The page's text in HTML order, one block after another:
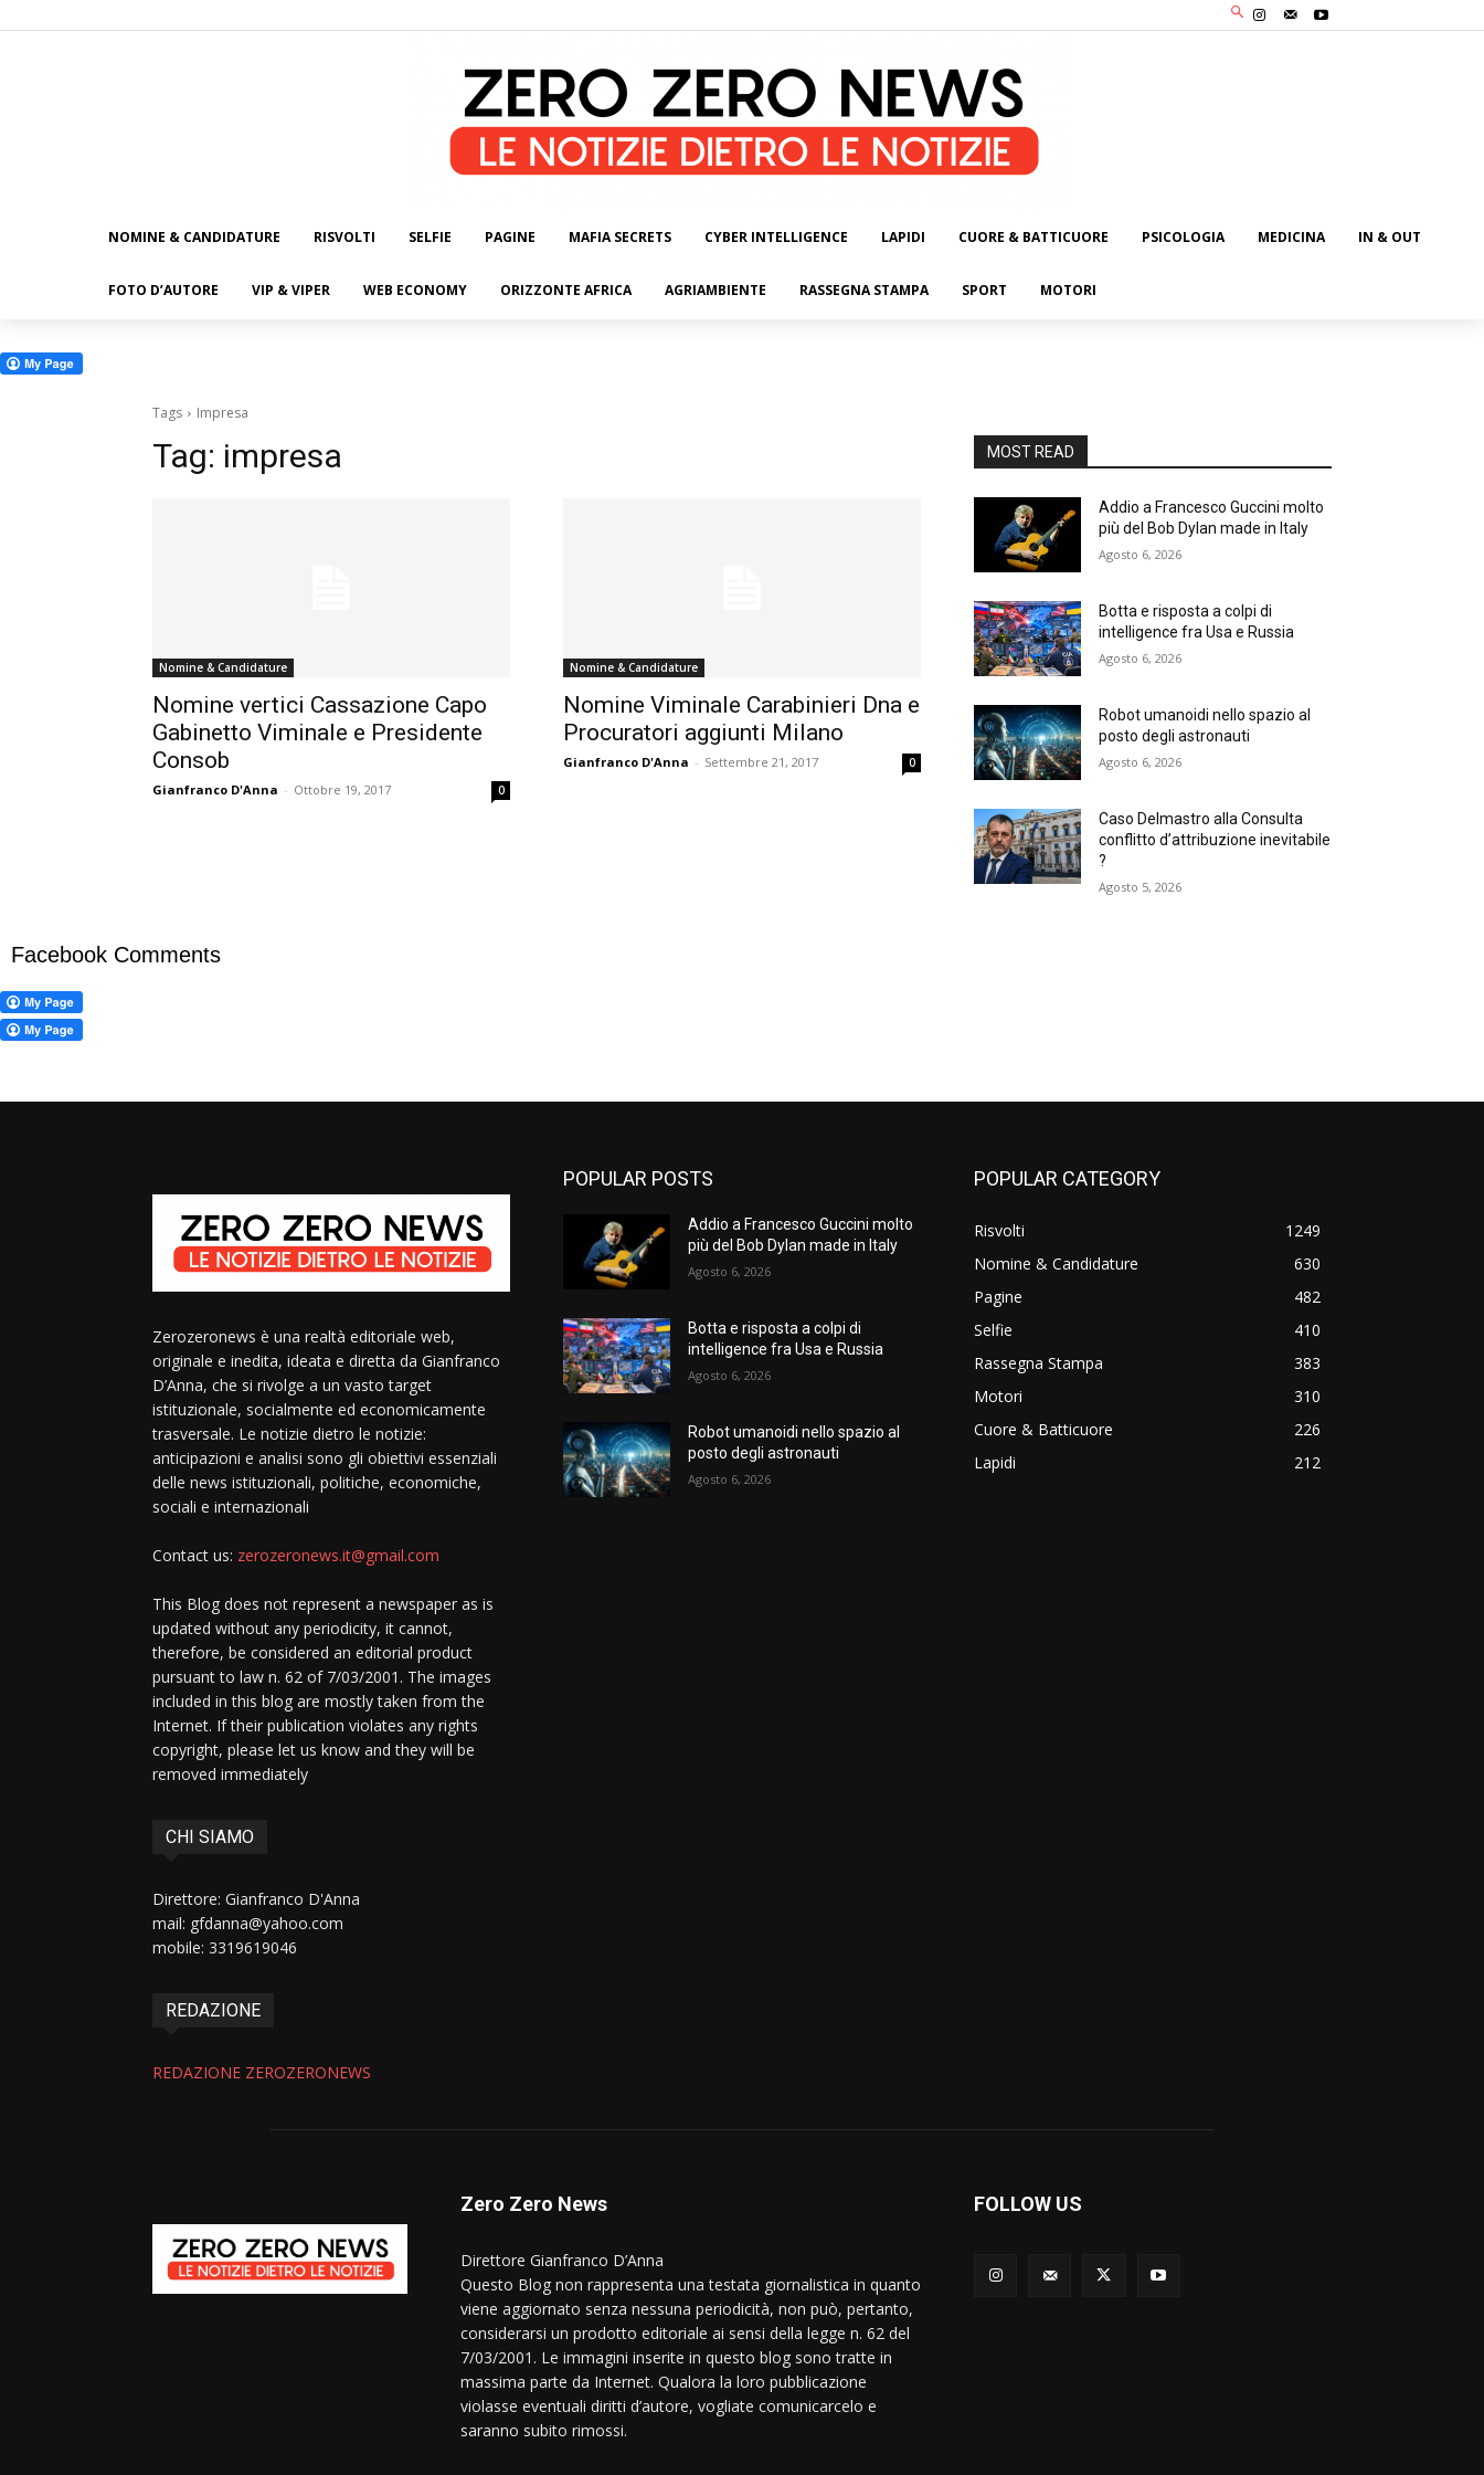
NOMINE & CANDIDATURE RISVOLTI SELFIE PAGINE MAFIA SECRETS CYBER INTELLIGENCE LAPIDI CUORE & BATTICUORE PSICOLOGIA MEDICINA IN & OUT
FOTO D’AUTORE VIP & VIPER WEB ECONOMY ORIZZONTE AFRICA AGRIAMBIENTE RASSEGNA STAMPA SPORT MOTORI
Tags Impresa
Tag: impresa
Nomine & Candidature
Nomine vertici Cassazione Capo
Gabinetto Viminale e Presidente
Consob
Gianfranco D'Anna - Ottobre 19, 2017 0
Nomine & Candidature
Nomine Viminale Carabinieri Dna e
Procuratori aggiunti Milano
Gianfranco D'Anna - Settembre 21, 2017 0
MOST READ
Addio a Francesco Guccini molto
più del Bob Dylan made in Italy
Agosto 6, 2026
Botta e risposta a colpi di
intelligence fra Usa e Russia
Agosto 6, 2026
Robot umanoidi nello spazio al
posto degli astronauti
Agosto 6, 2026
Caso Delmastro alla Consulta
conflitto d’attribuzione inevitabile
?
Agosto 5, 2026
Facebook Comments
Zerozeronews è una realtà editoriale web,
originale e inedita, ideata e diretta da Gianfranco
D’Anna, che si rivolge a un vasto target
istituzionale, socialmente ed economicamente
trasversale. Le notizie dietro le notizie:
anticipazioni e analisi sono gli obiettivi essenziali
delle news istituzionali, politiche, economiche,
sociali e internazionali
Contact us: zerozeronews.it@gmail.com
This Blog does not represent a newspaper as is
updated without any periodicity, it cannot,
therefore, be considered an editorial product
pursuant to law n. 62 of 7/03/2001. The images
included in this blog are mostly taken from the
Internet. If their publication violates any rights
copyright, please let us know and they will be
removed immediately
CHI SIAMO
Direttore: Gianfranco D'Anna
mail: gfdanna@yahoo.com
mobile: 3319619046
REDAZIONE
REDAZIONE ZEROZERONEWS
POPULAR POSTS
Addio a Francesco Guccini molto
più del Bob Dylan made in Italy
Agosto 6, 2026
Botta e risposta a colpi di
intelligence fra Usa e Russia
Agosto 6, 2026
Robot umanoidi nello spazio al
posto degli astronauti
Agosto 6, 2026
POPULAR CATEGORY
Risvolti
1249
Nomine & Candidature
630
Pagine
482
Selfie
410
Rassegna Stampa
383
Motori
310
Cuore & Batticuore
226
Lapidi
212
Zero Zero News
Direttore Gianfranco D’Anna
Questo Blog non rappresenta una testata giornalistica in quanto
viene aggiornato senza nessuna periodicità, non può, pertanto,
considerarsi un prodotto editoriale ai sensi della legge n. 62 del
7/03/2001. Le immagini inserite in questo blog sono tratte in
massima parte da Internet. Qualora la loro pubblicazione
violasse eventuali diritti d’autore, vogliate comunicarcelo e
saranno subito rimossi.
FOLLOW US